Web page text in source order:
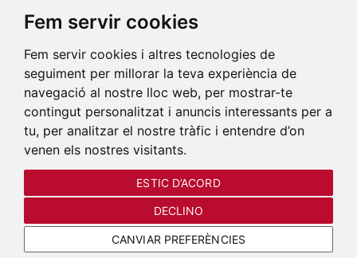
Fem servir cookies
Fem servir cookies i altres tecnologies de
seguiment per millorar la teva experiència de
navegació al nostre lloc web, per mostrar-te
contingut personalitzat i anuncis interessants per a
tu, per analitzar el nostre tràfic i entendre d’on
venen els nostres visitants.
ESTIC D’ACORD
DECLINO
CANVIAR PREFERÈNCIES